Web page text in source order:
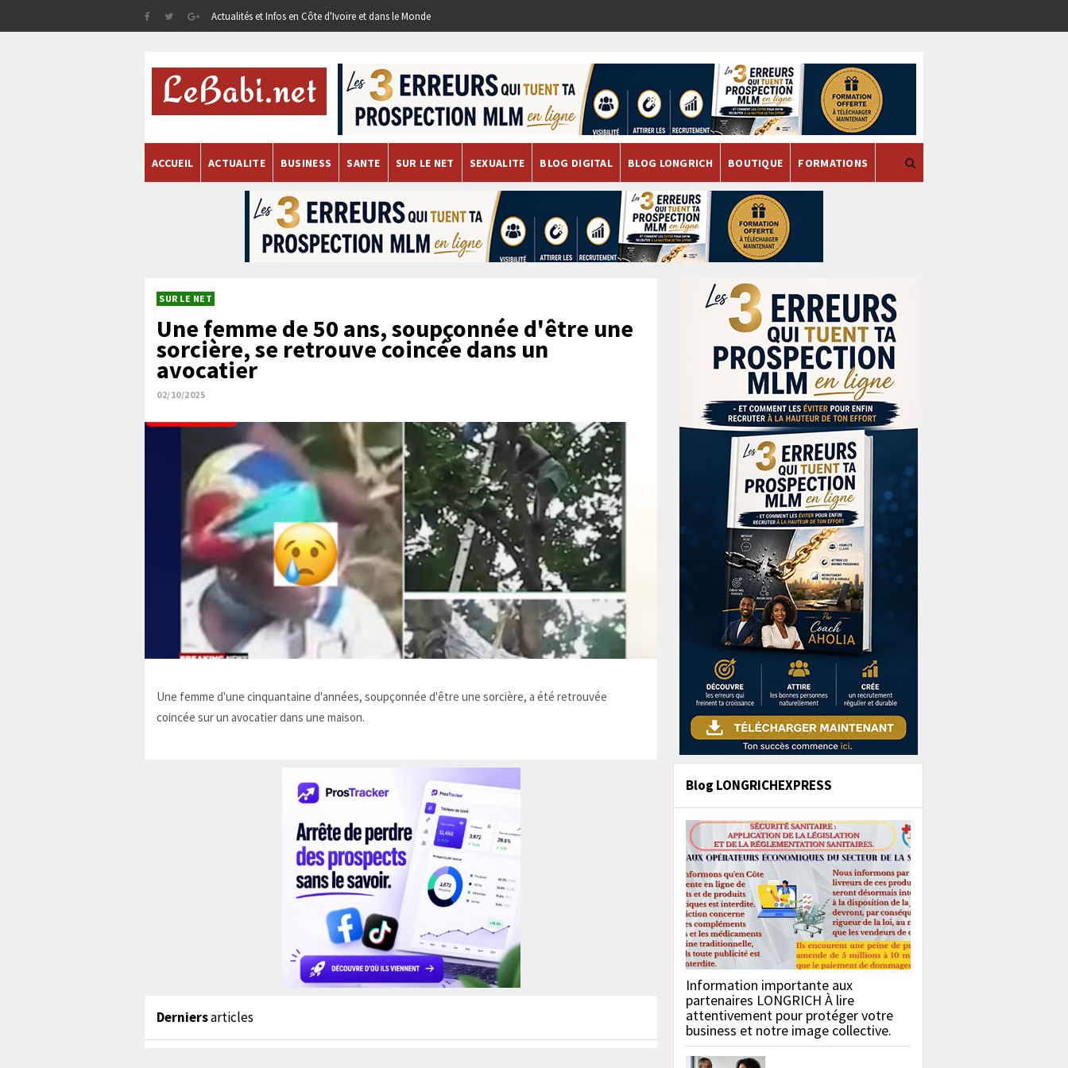
Actualités et Infos en Côte d'Ivoire et dans le Monde
ACCUEIL ACTUALITE BUSINESS SANTE SUR LE NET SEXUALITE BLOG DIGITAL BLOG LONGRICH BOUTIQUE FORMATIONS
SUR LE NET
Une femme de 50 ans, soupçonnée d'être une
sorcière, se retrouve coincée dans un
avocatier
02/10/2025
Une femme d'une cinquantaine d'années, soupçonnée d'être une sorcière, a été retrouvée
coincée sur un avocatier dans une maison.
Derniersarticles
Blog LONGRICHEXPRESS
Information importante aux
partenaires LONGRICH À lire
attentivement pour protéger votre
business et notre image collective.